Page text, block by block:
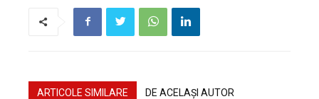
ARTICOLE SIMILARE DE ACELAȘI AUTOR